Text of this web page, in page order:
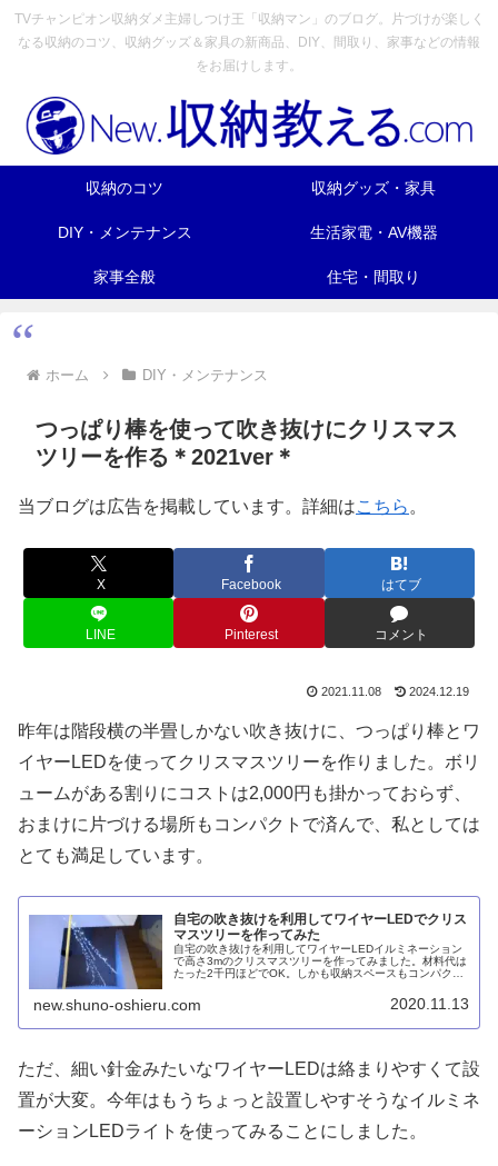
TVチャンピオン収納ダメ主婦しつけ王「収納マン」のブログ。片づけが楽しく
なる収納のコツ、収納グッズ＆家具の新商品、DIY、間取り、家事などの情報
をお届けします。
収納のコツ 収納グッズ・家具
DIY・メンテナンス 生活家電・AV機器
家事全般 住宅・間取り
ホーム DIY・メンテナンス
つっぱり棒を使って吹き抜けにクリスマス
ツリーを作る＊2021ver＊
当ブログは広告を掲載しています。詳細はこちら 。
X Facebook はてブ
LINE Pinterest コメント
2021.11.08 2024.12.19
昨年は階段横の半畳しかない吹き抜けに、つっぱり棒とワ
イヤーLEDを使ってクリスマスツリーを作りました。ボリ
ュームがある割りにコストは2,000円も掛かっておらず、
おまけに片づける場所もコンパクトで済んで、私としては
とても満足しています。
自宅の吹き抜けを利用してワイヤーLEDでクリス
マスツリーを作ってみた
自宅の吹き抜けを利用してワイヤーLEDイルミネーション
で高さ3mのクリスマスツリーを作ってみました。材料代は
たった2千円ほどでOK。しかも収納スペースもコンパクト
new.shuno-oshieru.com 2020.11.13
ただ、細い針金みたいなワイヤーLEDは絡まりやすくて設
置が大変。今年はもうちょっと設置しやすそうなイルミネ
ーションLEDライトを使ってみることにしました。